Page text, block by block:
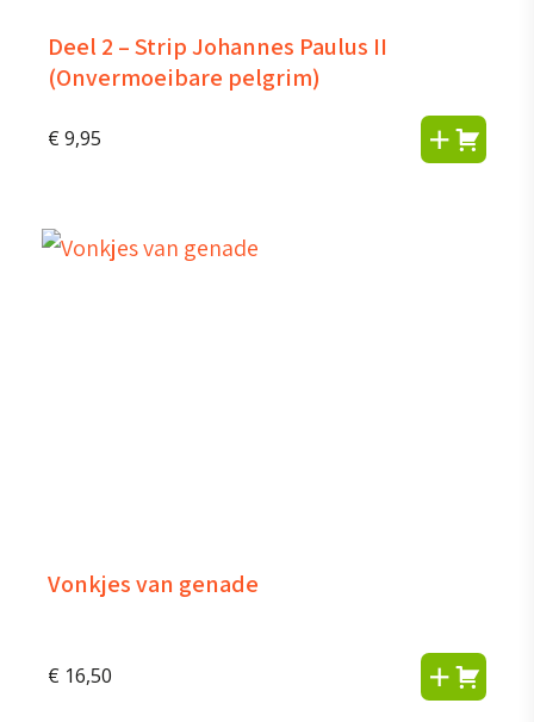
Deel 2 – Strip Johannes Paulus II
(Onvermoeibare pelgrim)
€ 9,95
Vonkjes van genade
€ 16,50